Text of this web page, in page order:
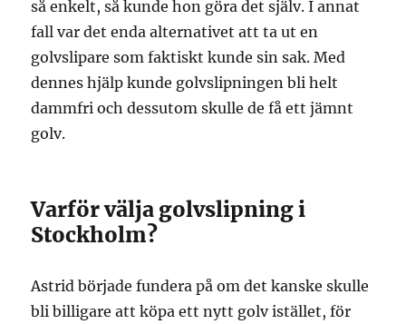
så enkelt, så kunde hon göra det själv. I annat
fall var det enda alternativet att ta ut en
golvslipare som faktiskt kunde sin sak. Med
dennes hjälp kunde golvslipningen bli helt
dammfri och dessutom skulle de få ett jämnt
golv.
Varför välja golvslipning i
Stockholm?
Astrid började fundera på om det kanske skulle
bli billigare att köpa ett nytt golv istället, för